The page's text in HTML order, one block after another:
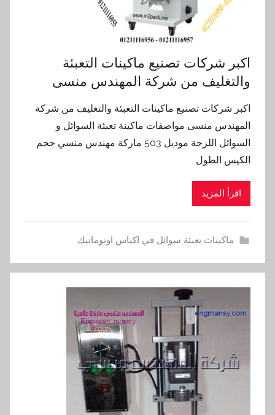
اكبر شركات تصنيع ماكينات التعبئة
والتغليف من شركة المهندس منسى
اكبر شركات تصنيع ماكينات التعبئة والتغليف من شركة
المهندس منسى مواصفات ماكينة تعبئة السوائل و
السوائل اللزجة موديل 503 ماركة مهندس منسي حجم
الكيس الطول
اقرأ المزيد
ماكينات تعبئة سوائل في اكياس اوتوماتيك